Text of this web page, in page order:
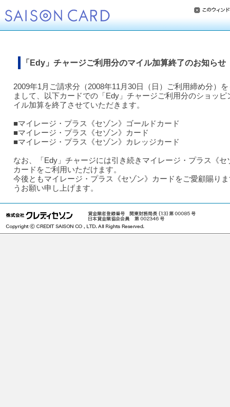
「Edy」チャージご利用分のマイル加算終了のお知らせ
2009年1月ご請求分（2008年11月30日（日）ご利用締め分）
まして、以下カードでの「Edy」チャージご利用分のショッピ
イル加算を終了させていただきます。
■マイレージ・プラス《セゾン》ゴールドカード
■マイレージ・プラス《セゾン》カード
■マイレージ・プラス《セゾン》カレッジカード
なお、「Edy」チャージには引き続きマイレージ・プラス《セ
カードをご利用いただけます。
今後ともマイレージ・プラス《セゾン》カードをご愛顧賜り
うお願い申し上げます。